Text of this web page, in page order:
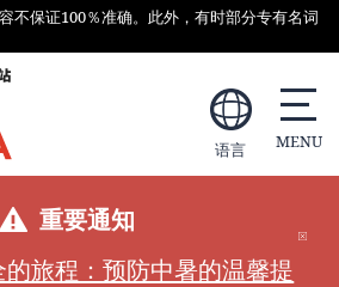
不保证100％准确。此外，有时部分专有名词
语言
重要通知
的旅程：预防中暑的温馨提